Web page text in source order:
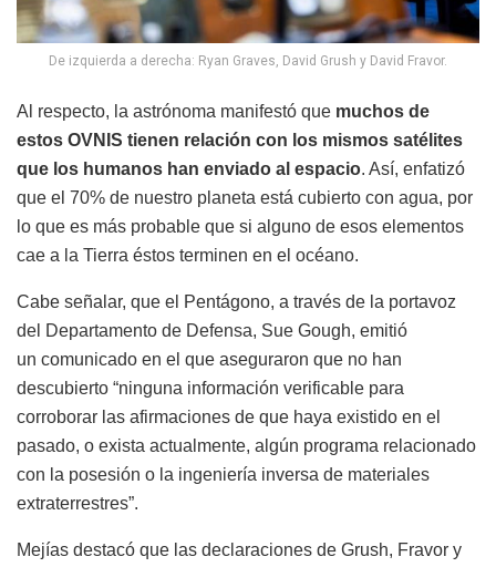
De izquierda a derecha: Ryan Graves, David Grush y David Fravor.
Al respecto, la astrónoma manifestó que muchos de
estos OVNIS tienen relación con los mismos satélites
que los humanos han enviado al espacio. Así, enfatizó
que el 70% de nuestro planeta está cubierto con agua, por
lo que es más probable que si alguno de esos elementos
cae a la Tierra éstos terminen en el océano.
Cabe señalar, que el Pentágono, a través de la portavoz
del Departamento de Defensa, Sue Gough, emitió
un comunicado en el que aseguraron que no han
descubierto “ninguna información verificable para
corroborar las afirmaciones de que haya existido en el
pasado, o exista actualmente, algún programa relacionado
con la posesión o la ingeniería inversa de materiales
extraterrestres”.
Mejías destacó que las declaraciones de Grush, Fravor y